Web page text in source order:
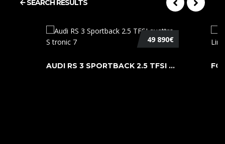
SEARCH RESULTS
49 890€
AUDI RS 3 SPORTBACK 2.5 TFSI QUATTR ...